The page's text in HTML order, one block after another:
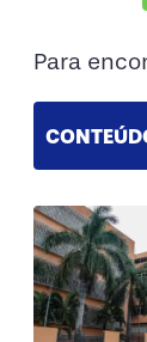
Para